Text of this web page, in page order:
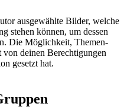
ausgewählte Bilder, welche
stehen können, um dessen
Die Möglichkeit, Themen-
deinen Berechtigungen
gesetzt hat.